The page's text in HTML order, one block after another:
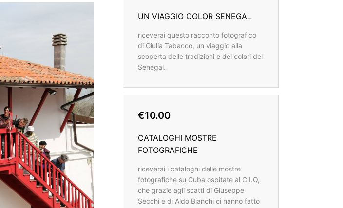
UN VIAGGIO COLOR SENEGAL
riceverai questo racconto fotografico
di Giulia Tabacco, un viaggio alla
scoperta delle tradizioni e dei colori del
Senegal.
€10.00
CATALOGHI MOSTRE
FOTOGRAFICHE
riceverai i cataloghi delle mostre
fotografiche su Cuba ospitate al C.I.Q,
che grazie agli scatti di Giuseppe
Secchi e di Aldo Bianchi ci hanno fatto